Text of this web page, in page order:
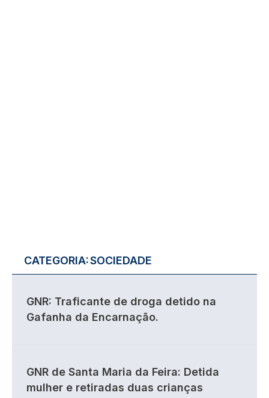
CATEGORIA:SOCIEDADE
GNR: Traficante de droga detido na
Gafanha da Encarnação.
GNR de Santa Maria da Feira: Detida
mulher e retiradas duas crianças